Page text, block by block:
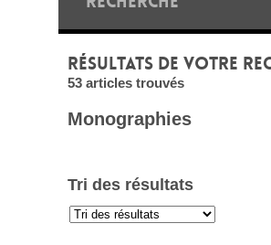
RÉSULTATS DE VOTRE
53 articles trouvés
Monographies
Tri des résultats